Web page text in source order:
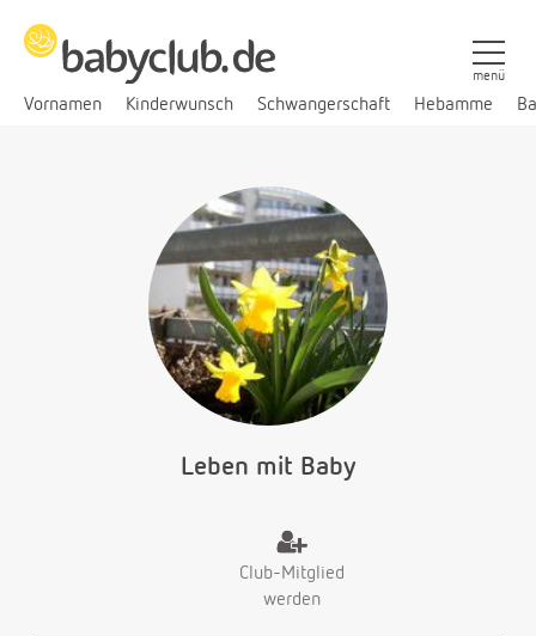
Vornamen Kinderwunsch Schwangerschaft Hebamme
menü
Leben mit Baby
Club-Mitglied
werden